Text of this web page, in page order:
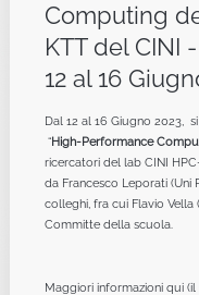
Computing
KTT del CINI
12 al 16
Dal 12 al 16 Giugno 2023,
“High-Performance
ricercatori del lab CINI
da Francesco Leporati (Uni
colleghi, fra cui Flavio Vella
Committe della scuola.
Maggiori informazioni qui